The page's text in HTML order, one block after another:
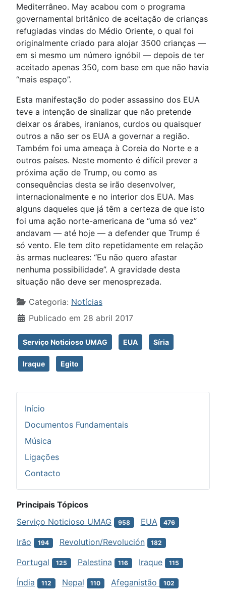
Mediterrâneo. May acabou com o programa
governamental britânico de aceitação de crianças
refugiadas vindas do Médio Oriente, o qual foi
originalmente criado para alojar 3500 crianças —
em si mesmo um número ignóbil — depois de ter
aceitado apenas 350, com base em que não havia
“mais espaço”.
Esta manifestação do poder assassino dos EUA
teve a intenção de sinalizar que não pretende
deixar os árabes, iranianos, curdos ou quaisquer
outros a não ser os EUA a governar a região.
Também foi uma ameaça à Coreia do Norte e a
outros países. Neste momento é difícil prever a
próxima ação de Trump, ou como as
consequências desta se irão desenvolver,
internacionalmente e no interior dos EUA. Mas
alguns daqueles que já têm a certeza de que isto
foi uma ação norte-americana de “uma só vez”
andavam — até hoje — a defender que Trump é
só vento. Ele tem dito repetidamente em relação
às armas nucleares: “Eu não quero afastar
nenhuma possibilidade”. A gravidade desta
situação não deve ser menosprezada.
Detalhes
Categoria: Notícias
Publicado em 28 abril 2017
Serviço Noticioso UMAG EUA Síria
Iraque Egito
Início
Documentos Fundamentais
Música
Ligações
Contacto
Principais Tópicos
Serviço Noticioso UMAG
958 EUA 476
Irão 194 Revolution/Revolución 182
Portugal 125 Palestina 116 Iraque 115
Índia 112 Nepal 110 Afeganistão 102